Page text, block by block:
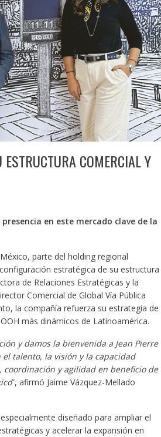
COMERCIAL Y
en este mercado clave de la
parte del holding regional
estratégica de su estructura
de Relaciones Estratégicas y la
Comercial de Global Vía Pública
la compañía refuerza su estrategia de
más dinámicos de Latinoamérica.
y damos la bienvenida a Jean Pierre
talento, la visión y la capacidad
y agilidad en beneficio de
”, afirmó Jaime Vázquez-Mellado
diseñado para ampliar el
y acelerar la expansión en